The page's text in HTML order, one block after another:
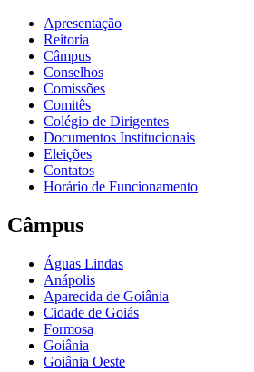
Apresentação
Reitoria
Câmpus
Conselhos
Comissões
Comitês
Colégio de Dirigentes
Documentos Institucionais
Eleições
Contatos
Horário de Funcionamento
Câmpus
Águas Lindas
Anápolis
Aparecida de Goiânia
Cidade de Goiás
Formosa
Goiânia
Goiânia Oeste